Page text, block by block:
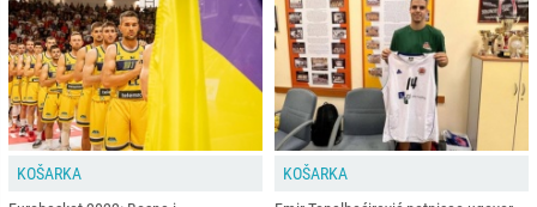
KOŠARKA
KOŠARKA